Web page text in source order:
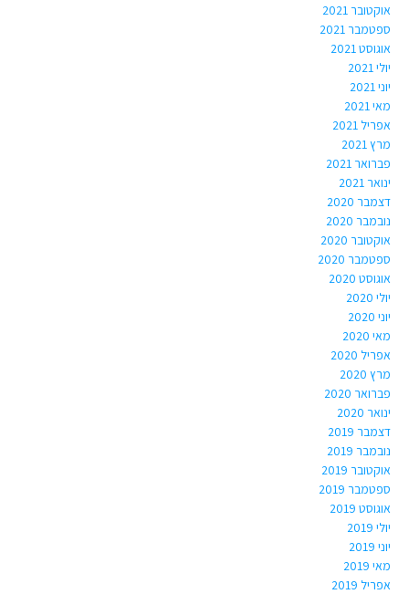
אוקטובר 2021
ספטמבר 2021
אוגוסט 2021
יולי 2021
יוני 2021
מאי 2021
אפריל 2021
מרץ 2021
פברואר 2021
ינואר 2021
דצמבר 2020
נובמבר 2020
אוקטובר 2020
ספטמבר 2020
אוגוסט 2020
יולי 2020
יוני 2020
מאי 2020
אפריל 2020
מרץ 2020
פברואר 2020
ינואר 2020
דצמבר 2019
נובמבר 2019
אוקטובר 2019
ספטמבר 2019
אוגוסט 2019
יולי 2019
יוני 2019
מאי 2019
אפריל 2019